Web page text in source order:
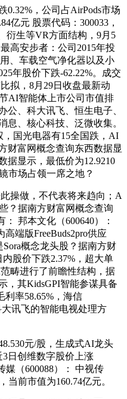
，公司占AirPods市场
亿元 股票代码：300033，
衍生等VR方面结构，9月5
高安步者：公司2015年投
、车载空气净化器以及小
年股价下跌-62.22%。成交
拟，8月29日收盘最新动
AI智能体上市公司市值排
公、科大讯飞、恒生电子、
息、核心科技、泛微收集。
，国光电器有15全国跌，AI
财富网概念查询东西数据显
据显示，最低价为12.9210
市场占领一席之地？
操做，不代表将来趋向；A
？据南方财富网概念查询
邦本文化（600640）：
端版FreeBuds2pro供应
概念龙头股？据南方财
股价下跌2.37%，超大单
畴进行了前瞻性结构，据
，其KidsGPI智能参谋具备
利率58.65%，海信
讯飞的智能电视处理方
元/股，生成式AI龙头
3日创维数字股价上涨
媒（600088）： 中视传
当前市值为160.74亿元。